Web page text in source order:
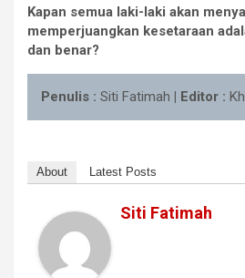
Kapan semua laki-laki akan
memperjuangkan kesetaraan
dan benar?
Penulis : Siti Fatimah | Editor :
About Latest Posts
Siti Fatimah